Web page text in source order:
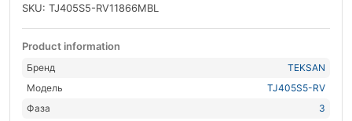
SKU: TJ405S5-RV11866MBL
Product information
Бренд
TEKSAN
Модель
TJ405S5-RV
Фаза
3